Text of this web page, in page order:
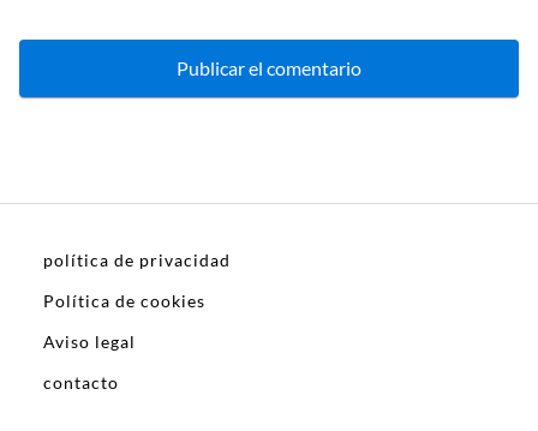
política de privacidad
Política de cookies
Aviso legal
contacto